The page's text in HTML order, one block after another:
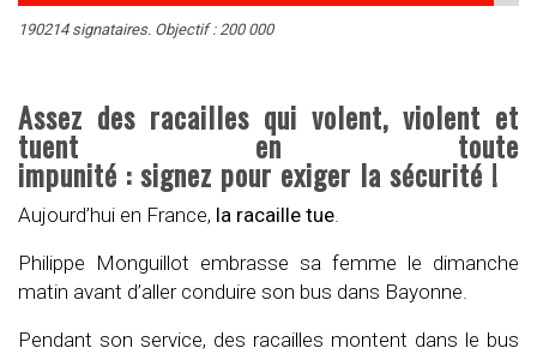
190214 signataires. Objectif : 200 000
Assez des racailles qui volent, violent et
tuent en toute
impunité : signez pour exiger la sécurité !
Aujourd’hui en France, la racaille tue.
Philippe Monguillot embrasse sa femme le dimanche
matin avant d’aller conduire son bus dans Bayonne.
Pendant son service, des racailles montent dans le bus